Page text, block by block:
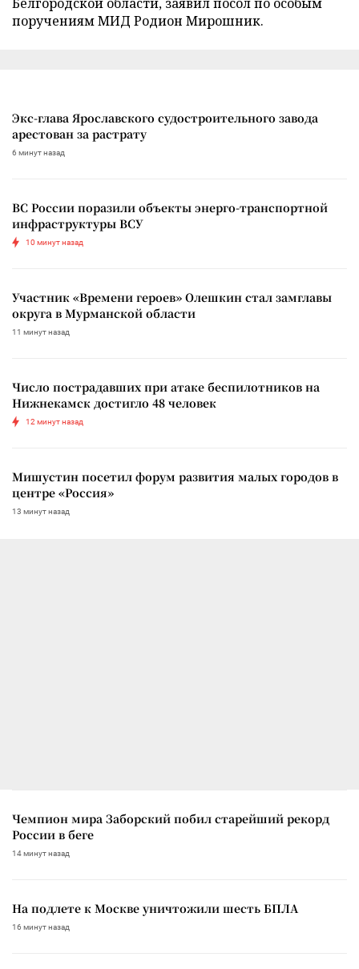
поручениям МИД Родион Мирошник.
Экс-глава Ярославского судостроительного завода
арестован за растрату
6 минут назад
ВС России поразили объекты энерго-транспортной
инфраструктуры ВСУ
10 минут назад
Участник «Времени героев» Олешкин стал замглавы
округа в Мурманской области
11 минут назад
Число пострадавших при атаке беспилотников на
Нижнекамск достигло 48 человек
12 минут назад
Мишустин посетил форум развития малых городов в
центре «Россия»
13 минут назад
Чемпион мира Заборский побил старейший рекорд
России в беге
14 минут назад
На подлете к Москве уничтожили шесть БПЛА
16 минут назад